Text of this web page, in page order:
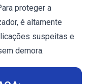
proteger a
é altamente
suspeitas e
demora.